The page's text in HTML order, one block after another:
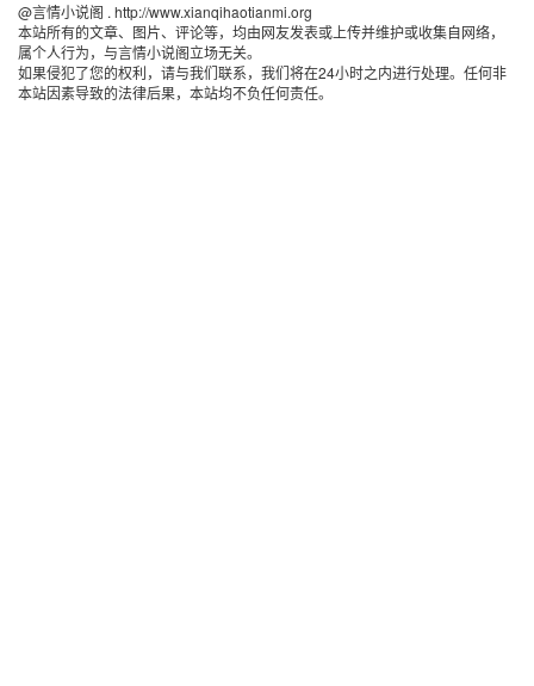
@言情小说阁 . http://www.xianqihaotianmi.org
本站所有的文章、图片、评论等，均由网友发表或上传并维护或收集自网络，
属个人行为，与言情小说阁立场无关。
如果侵犯了您的权利，请与我们联系，我们将在24小时之内进行处理。任何非
本站因素导致的法律后果，本站均不负任何责任。